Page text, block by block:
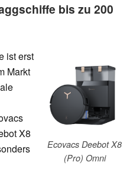
bis zu 200
Ecovacs Deebot X8
(Pro) Omni
ist erst
Markt
X8